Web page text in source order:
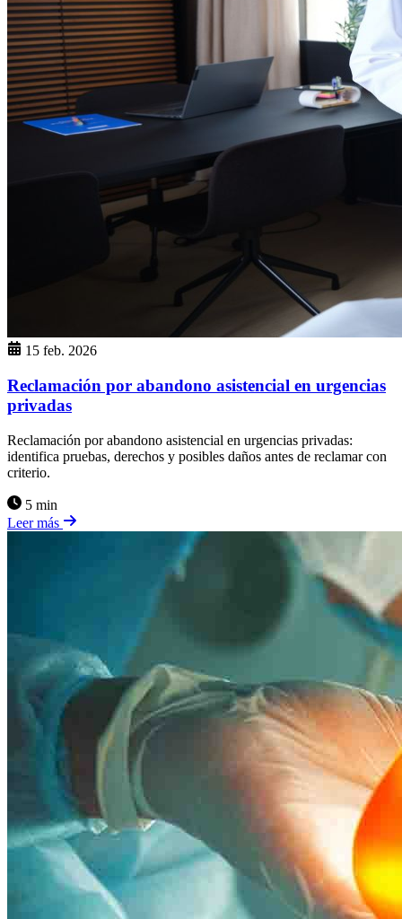
15 feb. 2026
Reclamación por abandono asistencial en urgencias
privadas
Reclamación por abandono asistencial en urgencias privadas:
identifica pruebas, derechos y posibles daños antes de reclamar con
criterio.
5 min
Leer más